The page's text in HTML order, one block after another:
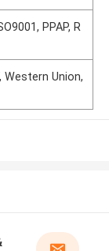
PPAP, R
Western Union,